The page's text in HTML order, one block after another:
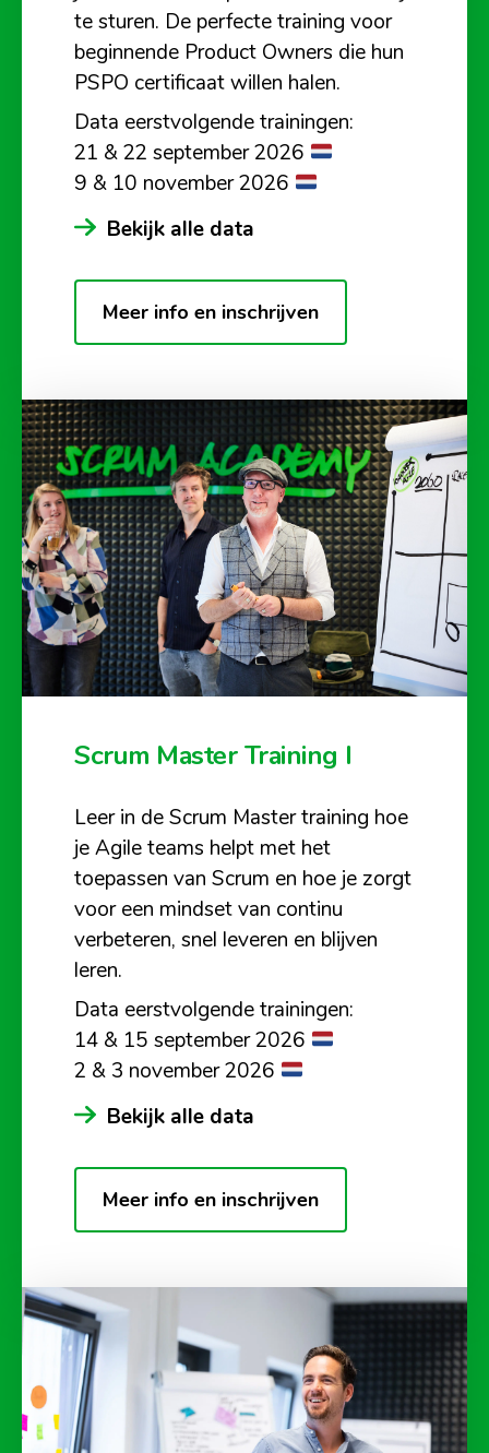
te sturen. De perfecte training voor
beginnende Product Owners die hun
PSPO certificaat willen halen.
Data eerstvolgende trainingen:
21 & 22 september 2026
9 & 10 november 2026
Bekijk alle data
Meer info en inschrijven
Scrum Master Training I
Leer in de Scrum Master training hoe
je Agile teams helpt met het
toepassen van Scrum en hoe je zorgt
voor een mindset van continu
verbeteren, snel leveren en blijven
leren.
Data eerstvolgende trainingen:
14 & 15 september 2026
2 & 3 november 2026
Bekijk alle data
Meer info en inschrijven